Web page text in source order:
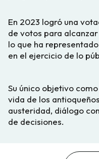
En 2023 logró una
de votos para
lo que ha
en el ejercicio de lo
Su único objetivo
vida de los
austeridad, diálogo
de decisiones.